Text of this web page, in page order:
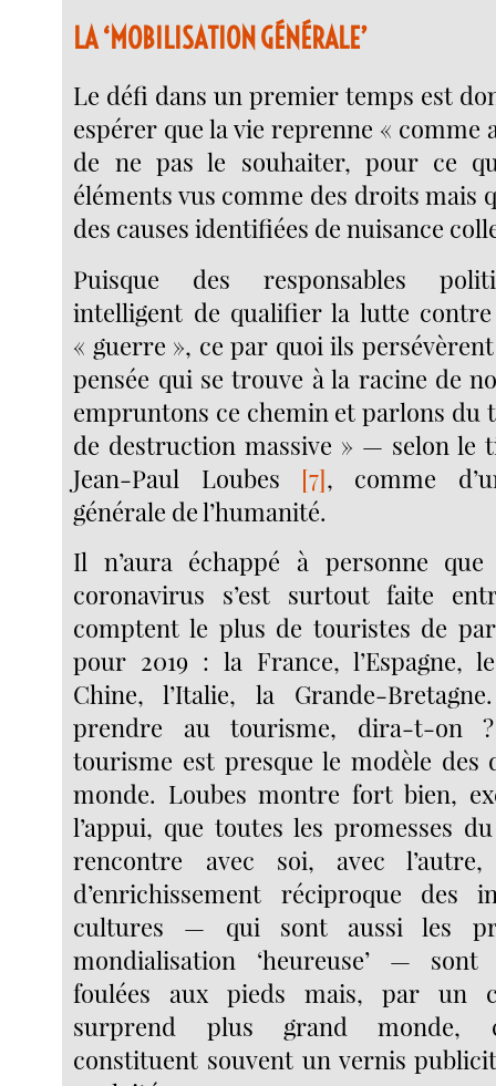
LA ‘MOBILISATION GÉNÉRALE’
Le défi dans un premier temps est
espérer que la vie reprenne « comme
de ne pas le souhaiter, pour ce
éléments vus comme des droits mais
des causes identifiées de nuisance
Puisque des responsables
intelligent de qualifier la lutte
« guerre », ce par quoi ils
pensée qui se trouve à la racine de
empruntons ce chemin et parlons du
de destruction massive » — selon le
Jean-Paul Loubes [7], comme
générale de l’humanité.
Il n’aura échappé à personne
coronavirus s’est surtout faite
comptent le plus de touristes de
pour 2019 : la France, l’Espagne,
Chine, l’Italie, la Grande-
prendre au tourisme, dira-t-on
tourisme est presque le modèle des
monde. Loubes montre fort bien,
l’appui, que toutes les promesses
rencontre avec soi, avec l’autre,
d’enrichissement réciproque des
cultures — qui sont aussi les
mondialisation ‘heureuse’ —
foulées aux pieds mais, par un
surprend plus grand monde,
constituent souvent un vernis